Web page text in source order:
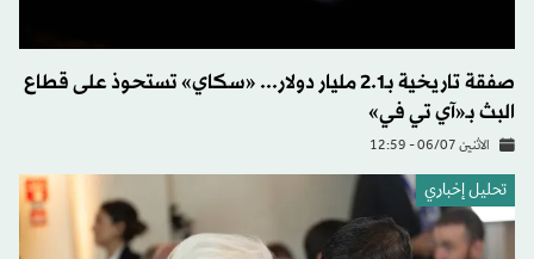
صفقة تاريخية بـ2.1 مليار دولار... «سكاي» تستحوذ على قطاع
البث بـ«آي تي في»
الاثنين 06/07 - 12:59
تحليل إخباري